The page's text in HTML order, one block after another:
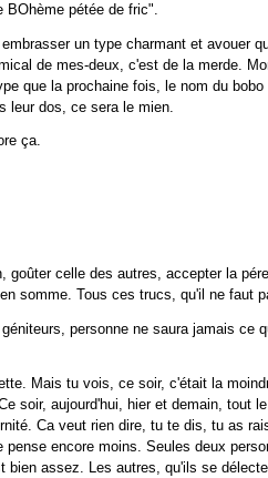
BOhème pétée de fric".
un type charmant et avouer
de mes-deux, c'est de la merde.
que la prochaine fois, le nom du
leur dos, ce sera le mien.
ça.
goûter celle des autres, accepter la
somme. Tous ces trucs, qu'il ne faut
personne ne saura jamais ce
Mais tu vois, ce soir, c'était la
soir, aujourd'hui, hier et demain, tout
Ca veut rien dire, tu te dis, tu as
pense encore moins. Seules deux
bien assez. Les autres, qu'ils se